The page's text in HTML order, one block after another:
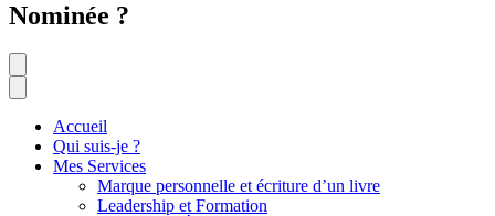
Nominée ?
Accueil
Qui suis-je ?
Mes Services
Marque personnelle et écriture d’un livre
Leadership et Formation